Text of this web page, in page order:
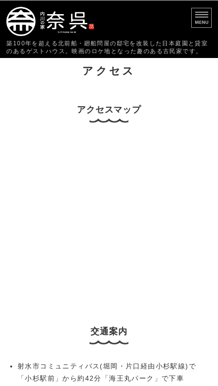
古民家ゲストハウス 内
築100年を超える北前船・廻船問屋の邸宅を改装した日本庭園と貸室
のあるゲストハウス。映画のロケ地となった趣のある古民家です。
アクセス
アクセスマップ
交通案内
射水市コミュニティバス(堀岡・片口経由小杉駅線)で
「小杉駅前」から約42分「海王丸パーク」で下車